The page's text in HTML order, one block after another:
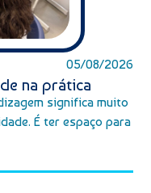
05/08/2026
na prática
significa muito
É ter espaço para